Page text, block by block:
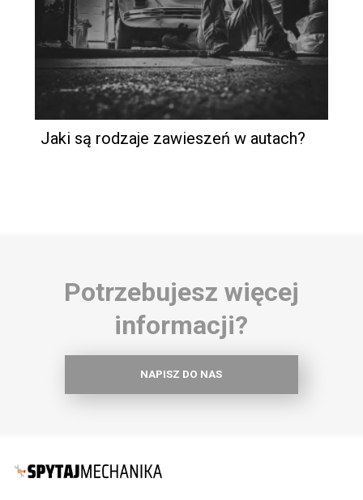
Jaki są rodzaje zawieszeń w autach?
Potrzebujesz więcej
informacji?
NAPISZ DO NAS